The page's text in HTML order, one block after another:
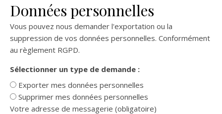
Données personnelles
Vous pouvez nous demander l'exportation ou la
suppression de vos données personnelles. Conformément
au règlement RGPD.
Sélectionner un type de demande :
Exporter mes données personnelles
Supprimer mes données personnelles
Votre adresse de messagerie (obligatoire)